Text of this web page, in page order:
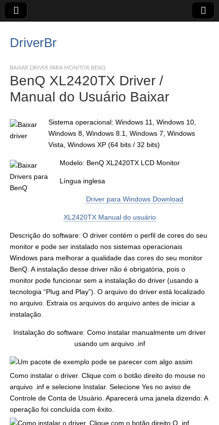
DriverBr
BAIXAR DRIVER PARA MONITOR BENQ
BenQ XL2420TX Driver /
Manual do Usuário Baixar
Sistema operacional: Windows 11, Windows 10,
Windows 8, Windows 8.1, Windows 7, Windows
Vista, Windows XP (64 bits / 32 bits)
Modelo: BenQ XL2420TX LCD Monitor
Língua inglesa
Driver para Windows Download
XL2420TX Manual do usuário
Descrição do software: O driver contém o perfil de cores do seu
monitor e pode ser instalado nos sistemas operacionais
Windows para melhorar a qualidade das cores do seu monitor
BenQ. A instalação desse driver não é obrigatória, pois o
monitor pode funcionar sem a instalação do driver (usando a
tecnologia “Plug and Play”). O arquivo do driver está localizado
no arquivo. Extraia os arquivos do arquivo antes de iniciar a
instalação.
Instalação do software: Como instalar manualmente um driver
usando um arquivo .inf
Como instalar o driver. Clique com o botão direito do mouse no
arquivo .inf e selecione Instalar. Selecione Yes no aviso de
Controle de Conta de Usuário. Aparecerá uma janela dizendo: A
operação foi concluída com êxito.